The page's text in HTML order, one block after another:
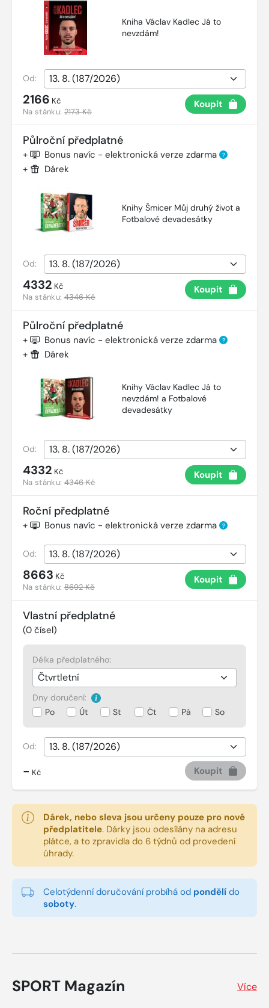
Kniha Václav Kadlec Já to
nevzdám!
Od:
2166 Kč
Na stánku:2173 Kč
Koupit
Půlroční předplatné
+ Bonus navíc - elektronická verze zdarma ?
+ Dárek
Knihy Šmicer Můj druhý život a
Fotbalové devadesátky
Od:
4332 Kč
Na stánku:4346 Kč
Koupit
Půlroční předplatné
+ Bonus navíc - elektronická verze zdarma ?
+ Dárek
Knihy Václav Kadlec Já to
nevzdám! a Fotbalové
devadesátky
Od:
4332 Kč
Na stánku:4346 Kč
Koupit
Roční předplatné
+ Bonus navíc - elektronická verze zdarma ?
Od:
8663 Kč
Na stánku:8692 Kč
Koupit
Vlastní předplatné
(0 čísel)
Délka předplatného:
Dny doručení:
Po
Út St Čt Pá So
Od:
- Kč Koupit
Dárek, nebo sleva jsou určeny pouze pro nové
předplatitele. Dárky jsou odesílány na adresu
plátce, a to zpravidla do 6 týdnů od provedení
úhrady.
Celotýdenní doručování probíhá od pondělí do
soboty.
SPORT Magazín Více